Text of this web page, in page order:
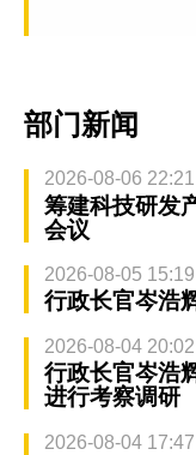
部门新闻
2026-08-06 22:21
筹建科技研发
会议
2026-08-05 15:19
行政长官岑浩
2026-08-04 20:02
行政长官岑浩
进行考察调研
2026-08-04 17:47